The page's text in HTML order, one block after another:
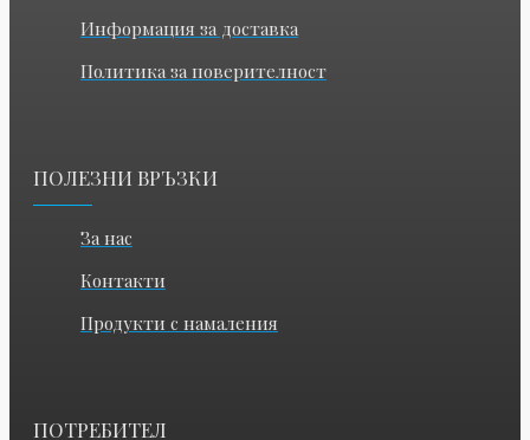
Информация за доставка
Политика за поверителност
ПОЛЕЗНИ ВРЪЗКИ
За нас
Контакти
Продукти с намаления
ПОТРЕБИТЕЛ